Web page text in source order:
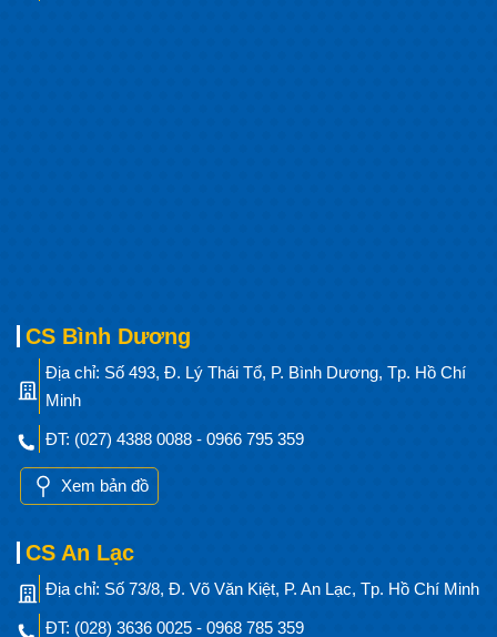
CS Bình Dương
Địa chỉ: Số 493, Đ. Lý Thái Tổ, P. Bình Dương, Tp. Hồ Chí
Minh
ĐT: (027) 4388 0088 - 0966 795 359
Xem bản đồ
CS An Lạc
Địa chỉ: Số 73/8, Đ. Võ Văn Kiệt, P. An Lạc, Tp. Hồ Chí Minh
ĐT: (028) 3636 0025 - 0968 785 359